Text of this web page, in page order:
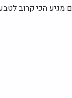
מגיע הכי קרוב